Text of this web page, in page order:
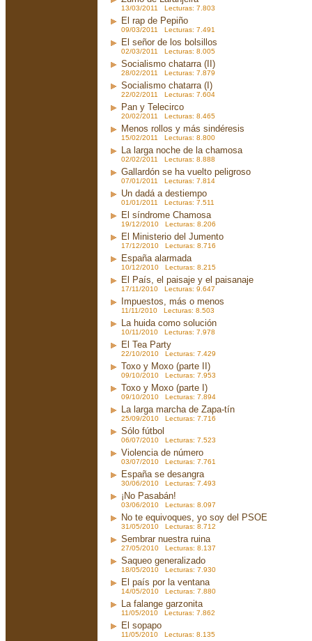
13/03/2011 Lecturas: 7.803
El rap de Pepiño
09/03/2011 Lecturas: 7.491
El señor de los bolsillos
02/03/2011 Lecturas: 8.005
Socialismo chatarra (II)
28/02/2011 Lecturas: 7.879
Socialismo chatarra (I)
22/02/2011 Lecturas: 7.604
Pan y Telecirco
20/02/2011 Lecturas: 8.465
Menos rollos y más sindéresis
15/02/2011 Lecturas: 8.800
La larga noche de la chamosa
02/02/2011 Lecturas: 8.888
Gallardón se ha vuelto peligroso
07/01/2011 Lecturas: 7.814
Un dadá a destiempo
01/01/2011 Lecturas: 7.511
El síndrome Chamosa
19/12/2010 Lecturas: 8.206
El Ministerio del Jumento
17/12/2010 Lecturas: 8.716
España alarmada
10/12/2010 Lecturas: 8.215
El País, el paisaje y el paisanaje
17/11/2010 Lecturas: 9.647
Impuestos, más o menos
11/11/2010 Lecturas: 8.503
La huida como solución
10/11/2010 Lecturas: 7.978
El Tea Party
22/10/2010 Lecturas: 7.429
Toxo y Moxo (parte II)
09/10/2010 Lecturas: 7.953
Toxo y Moxo (parte I)
09/10/2010 Lecturas: 7.894
La larga marcha de Zapa-tín
25/09/2010 Lecturas: 7.716
Sólo fútbol
06/07/2010 Lecturas: 7.523
Violencia de número
03/07/2010 Lecturas: 7.761
España se desangra
30/06/2010 Lecturas: 7.493
¡No Pasabán!
03/06/2010 Lecturas: 8.097
No te equivoques, yo soy del PSOE
31/05/2010 Lecturas: 8.712
Sembrar nuestra ruina
27/05/2010 Lecturas: 8.137
Saqueo generalizado
18/05/2010 Lecturas: 7.930
El país por la ventana
14/05/2010 Lecturas: 7.880
La falange garzonita
11/05/2010 Lecturas: 7.862
El sopapo
11/05/2010 Lecturas: 8.135